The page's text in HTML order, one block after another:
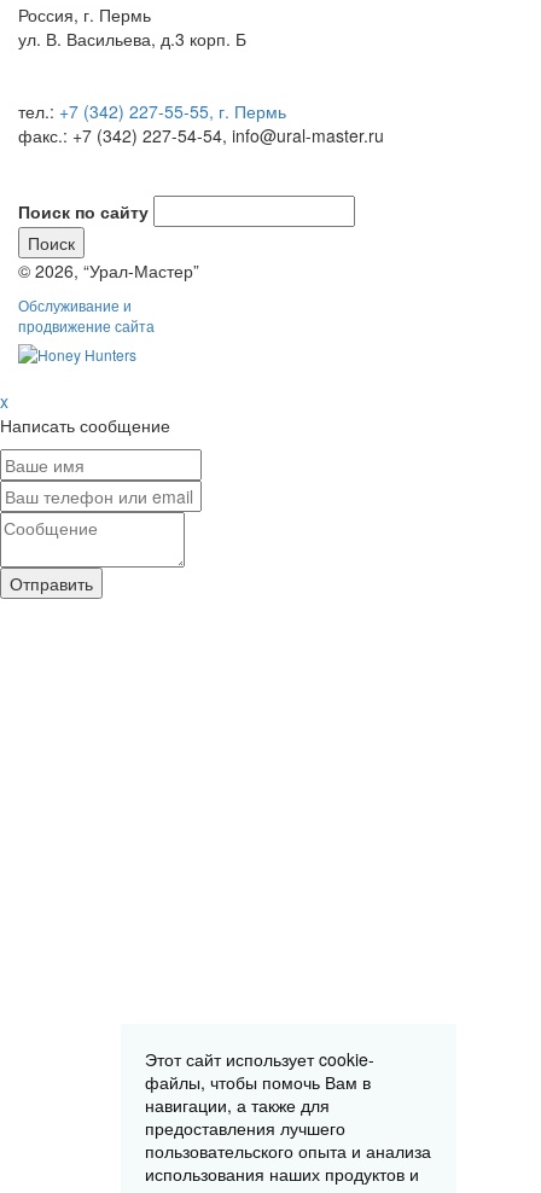
Россия, г. Пермь
ул. В. Васильева, д.3 корп. Б
тел.: +7 (342) 227-55-55, г. Пермь
факс.: +7 (342) 227-54-54, info@ural-master.ru
Поиск по сайту
© 2026, “Урал-Мастер”
Обслуживание и
продвижение сайта
x
Написать сообщение
Отправить
Этот сайт использует cookie-
файлы, чтобы помочь Вам в
навигации, а также для
предоставления лучшего
пользовательского опыта и анализа
использования наших продуктов и